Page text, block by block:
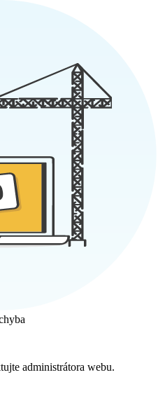
administrátora webu.